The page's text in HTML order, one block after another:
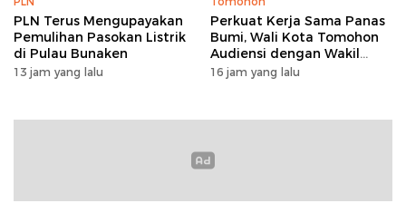
PLN Terus Mengupayakan
Pemulihan Pasokan Listrik
di Pulau Bunaken
13 jam yang lalu
Perkuat Kerja Sama Panas
Bumi, Wali Kota Tomohon
Audiensi dengan Wakil
Dubes Selandia Baru
16 jam yang lalu